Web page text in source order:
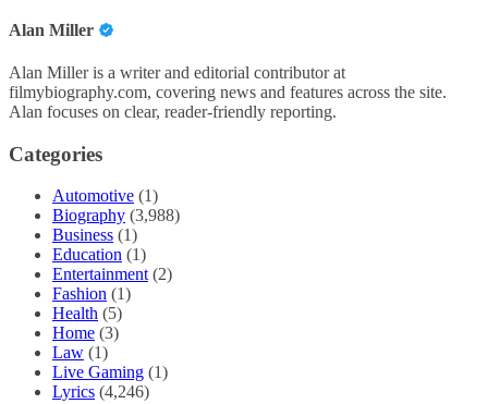
Alan Miller
Alan Miller is a writer and editorial contributor at
filmybiography.com, covering news and features across the site.
Alan focuses on clear, reader-friendly reporting.
Categories
Automotive (1)
Biography (3,988)
Business (1)
Education (1)
Entertainment(2)
Fashion (1)
Health (5)
Home (3)
Law (1)
Live Gaming (1)
Lyrics (4,246)